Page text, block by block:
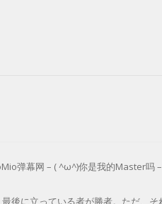
弹幕网 – ( ^ω^)你是我的Master吗
後に立っている者が勝者。ただ、